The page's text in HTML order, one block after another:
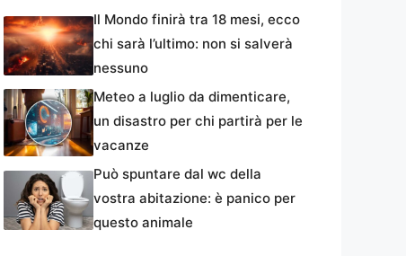
Il Mondo finirà tra 18 mesi, ecco
chi sarà l’ultimo: non si salverà
nessuno
Meteo a luglio da dimenticare,
un disastro per chi partirà per le
vacanze
Può spuntare dal wc della
vostra abitazione: è panico per
questo animale